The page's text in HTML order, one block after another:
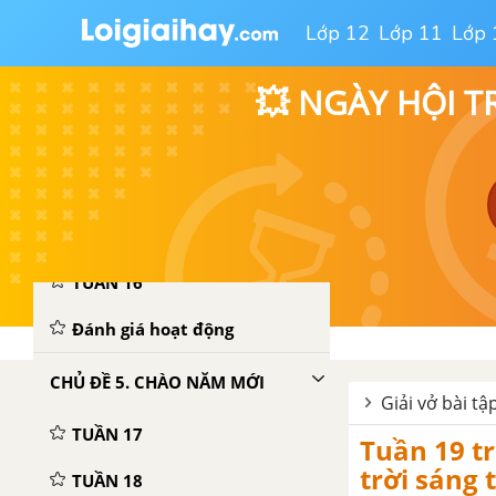
Lớp 12 Lớp 11 Lớp
💥 NGÀY HỘI
Đánh giá hoạt động
CHỦ ĐỀ 4. TRUYỀN THỐNG QUÊ EM
TUẦN 13
TUẦN 14
TUẦN 15
TUẦN 16
Đánh giá hoạt động
CHỦ ĐỀ 5. CHÀO NĂM MỚI
TUẦN 17
TUẦN 18
Giải vở bài
Tuần 19
trời sáng